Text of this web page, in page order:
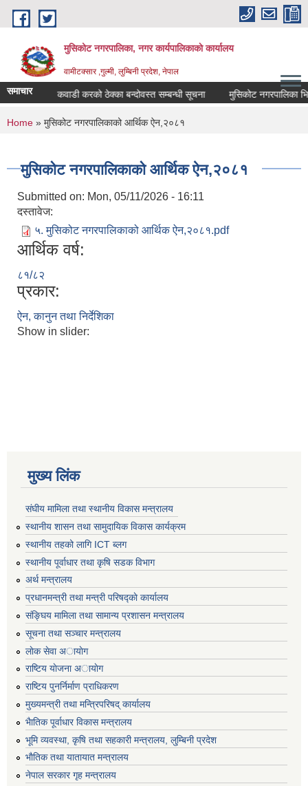
Skip to main content
मुसिकोट नगरपालिका, नगर कार्यपालिकाकाे कार्यालय
वामीटक्सार ,गुल्मी, लुम्बिनी प्रदेश, नेपाल
समाचार कवाडी करको ठेक्का बन्दोवस्त सम्बन्धी सूचना मुसिकोट नगरपालिका
You are here
Home » मुसिकोट नगरपालिकाको आर्थिक ऐन,२०८१
मुसिकोट नगरपालिकाको आर्थिक ऐन,२०८१
Submitted on: Mon, 05/11/2026 - 16:11
दस्तावेज:
५. मुसिकोट नगरपालिकाको आर्थिक ऐन,२०८१.pdf
आर्थिक वर्ष:
८१/८२
प्रकार:
ऐन, कानुन तथा निर्देशिका
Show in slider:
मुख्य लिंक
संघीय मामिला तथा स्थानीय विकास मन्त्रालय
स्थानीय शासन तथा सामुदायिक विकास कार्यक्रम
स्थानीय तहको लागि ICT ब्लग
स्थानीय पूर्वाधार तथा कृषि सडक विभाग
अर्थ मन्त्रालय
प्रधानमन्त्री तथा मन्त्री परिषद्काे कार्यालय
संङ्घिय मामिला तथा सामान्य प्रशासन मन्त्रालय
सूचना तथा सञ्चार मन्त्रालय
लाेक सेवा अायाेग
राष्टिय याेजना अायाेग
राष्टिय पुनर्निर्माण प्राधिकरण
मुख्यमन्त्री तथा मन्त्रिपरिषद् कार्यालय
भैातिक पूर्वाधार विकास मन्त्रालय
भूमि व्यवस्था, कृषि तथा सहकारी मन्त्रालय, लु्म्बिनी प्रदेश
भाैतिक तथा यातायात मन्त्रालय
नेपाल सरकार गृह मन्त्रालय